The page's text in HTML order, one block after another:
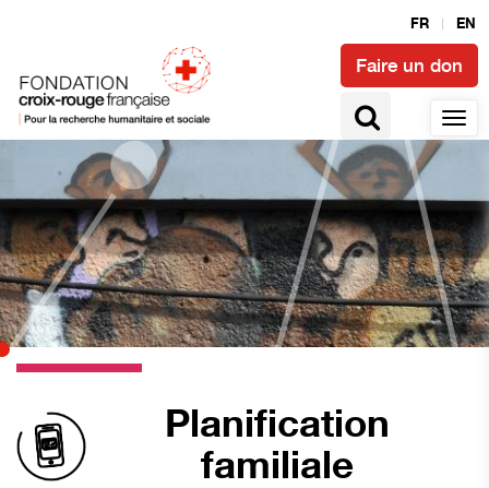
FR EN
Faire un don
Planification
familiale